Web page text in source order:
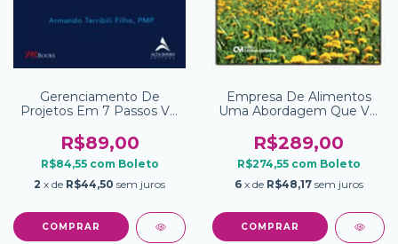
Gerenciamento De
Projetos Em 7 Passos Vol
R$89,00
R$84,55 com Boleto
2 x de R$44,50 sem juros
Empresa De Alimentos
Uma Abordagem Que Vai
Aplicacao Dos Recursos
De Gestao
R$289,00
R$274,55 com Boleto
6 x de R$48,17 sem juros